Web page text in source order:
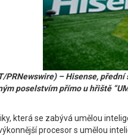
PRNewswire) – Hisense,
poselstvím přímo u hřiště
která se zabývá umělou
procesor s umělou